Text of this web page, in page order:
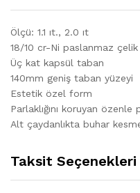
Ölçü: 1.1 ıt., 2.0 ıt
18/10 cr-Ni paslanmaz çelik
Üç kat kapsül taban
140mm geniş taban yüzeyi
Estetik özel form
Parlaklığını koruyan
Alt çaydanlıkta buhar
Taksit Seçenekleri